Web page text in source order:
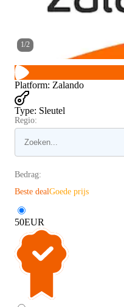
1/2
Platform: Zalando
Type: Sleutel
Regio:
Bedrag:
Beste dealGoede prijs
50EUR